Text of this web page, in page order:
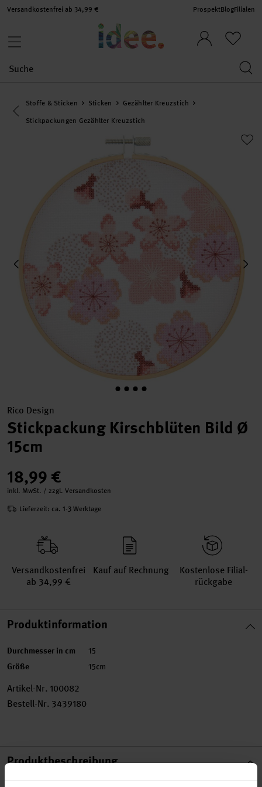
Versandkostenfrei ab 34,99 € ProspektBlogFilialen
Eine Kategorie zurück navigieren
Stoffe & Sticken Sticken
Gezählter Kreuzstich
Stickpackungen Gezählter Kreuzstich
Rico Design
Stickpackung Kirschblüten Bild Ø
15cm
18,99 €
inkl. MwSt. / zzgl. Versandkosten
Lieferzeit: ca. 1-3 Werktage
Versand­kosten­frei
ab 34,99 €
Kauf auf Rechnung
Kosten­lose Filial­
rückgabe
Produktinformation
Durchmesser in cm 15
Größe 15cm
Artikel-Nr. 100082
Bestell-Nr. 3439180
Produktbeschreibung